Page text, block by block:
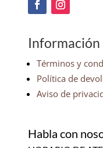
Información
Términos y
Política de
Aviso de
Habla con